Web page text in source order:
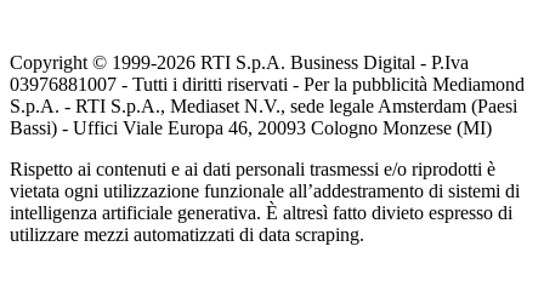
Copyright © 1999-2026 RTI S.p.A. Business Digital - P.Iva
03976881007 - Tutti i diritti riservati - Per la pubblicità Mediamond
S.p.A. - RTI S.p.A., Mediaset N.V., sede legale Amsterdam (Paesi
Bassi) - Uffici Viale Europa 46, 20093 Cologno Monzese (MI)
Rispetto ai contenuti e ai dati personali trasmessi e/o riprodotti è
vietata ogni utilizzazione funzionale all’addestramento di sistemi di
intelligenza artificiale generativa. È altresì fatto divieto espresso di
utilizzare mezzi automatizzati di data scraping.